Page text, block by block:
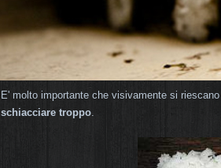
E' molto importante che visivamente si
schiacciare troppo.